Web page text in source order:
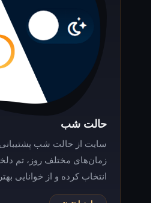
حالت شب
سایت از حالت شب پشتیبانی می‌کند؛ در
زمان‌های مختلف روز، تم دلخواه خود را
انتخاب کرده و از خوانایی بهتر لذت ببرید.